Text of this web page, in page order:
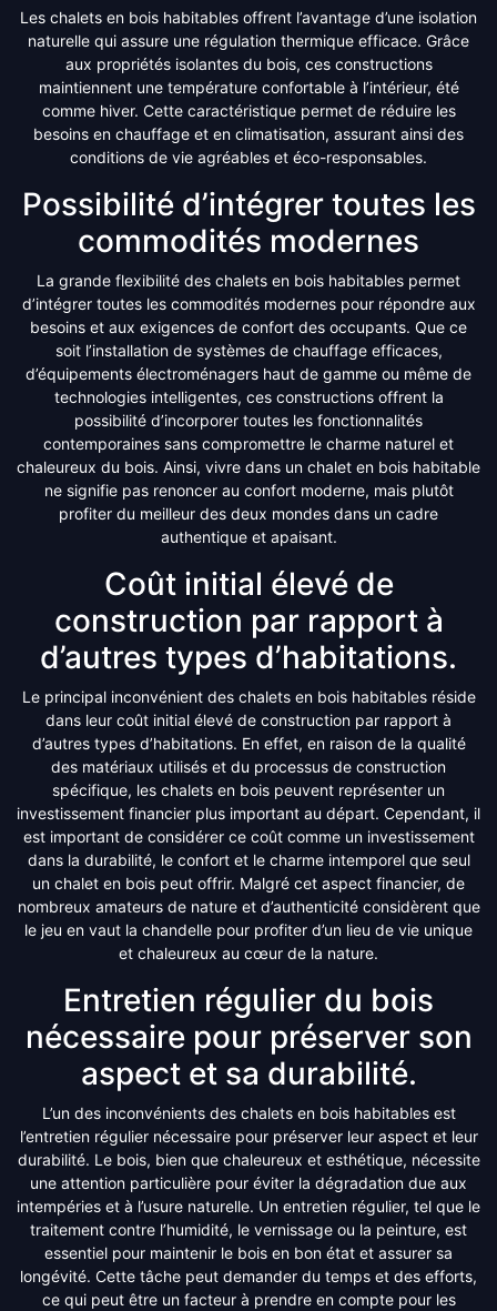
Les chalets en bois habitables offrent l’avantage d’une isolation
naturelle qui assure une régulation thermique efficace. Grâce
aux propriétés isolantes du bois, ces constructions
maintiennent une température confortable à l’intérieur, été
comme hiver. Cette caractéristique permet de réduire les
besoins en chauffage et en climatisation, assurant ainsi des
conditions de vie agréables et éco-responsables.
Possibilité d’intégrer toutes les
commodités modernes
La grande flexibilité des chalets en bois habitables permet
d’intégrer toutes les commodités modernes pour répondre aux
besoins et aux exigences de confort des occupants. Que ce
soit l’installation de systèmes de chauffage efficaces,
d’équipements électroménagers haut de gamme ou même de
technologies intelligentes, ces constructions offrent la
possibilité d’incorporer toutes les fonctionnalités
contemporaines sans compromettre le charme naturel et
chaleureux du bois. Ainsi, vivre dans un chalet en bois habitable
ne signifie pas renoncer au confort moderne, mais plutôt
profiter du meilleur des deux mondes dans un cadre
authentique et apaisant.
Coût initial élevé de
construction par rapport à
d’autres types d’habitations.
Le principal inconvénient des chalets en bois habitables réside
dans leur coût initial élevé de construction par rapport à
d’autres types d’habitations. En effet, en raison de la qualité
des matériaux utilisés et du processus de construction
spécifique, les chalets en bois peuvent représenter un
investissement financier plus important au départ. Cependant, il
est important de considérer ce coût comme un investissement
dans la durabilité, le confort et le charme intemporel que seul
un chalet en bois peut offrir. Malgré cet aspect financier, de
nombreux amateurs de nature et d’authenticité considèrent que
le jeu en vaut la chandelle pour profiter d’un lieu de vie unique
et chaleureux au cœur de la nature.
Entretien régulier du bois
nécessaire pour préserver son
aspect et sa durabilité.
L’un des inconvénients des chalets en bois habitables est
l’entretien régulier nécessaire pour préserver leur aspect et leur
durabilité. Le bois, bien que chaleureux et esthétique, nécessite
une attention particulière pour éviter la dégradation due aux
intempéries et à l’usure naturelle. Un entretien régulier, tel que le
traitement contre l’humidité, le vernissage ou la peinture, est
essentiel pour maintenir le bois en bon état et assurer sa
longévité. Cette tâche peut demander du temps et des efforts,
ce qui peut être un facteur à prendre en compte pour les